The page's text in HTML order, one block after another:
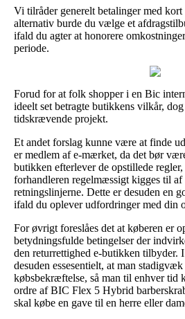
Vi tilråder generelt betalinger med
alternativ burde du vælge et
ifald du agter at honorere
periode.
Forud for at folk shopper i en Bic
ideelt set betragte butikkens vilkår,
tidskrævende projekt.
Et andet forslag kunne være at finde
er medlem af e-mærket, da det bør
butikken efterlever de opstillede
forhandleren regelmæssigt kigges til af
retningslinjerne. Dette er desuden en
ifald du oplever udfordringer med din
For øvrigt foreslåes det at køberen er
betydningsfulde betingelser der
den returrettighed e-butikken tilbyder.
desuden essesentielt, at man
købsbekræftelse, så man til enhver tid
ordre af BIC Flex 5 Hybrid
skal købe en gave til en herre eller